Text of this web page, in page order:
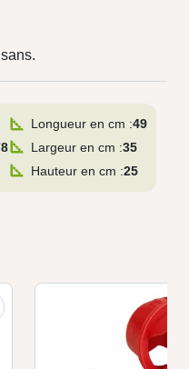
Longueur en cm :49
Largeur en cm :35
Hauteur en cm :25